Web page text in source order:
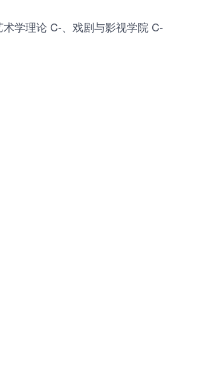
学理论 C-、戏剧与影视学院 C-